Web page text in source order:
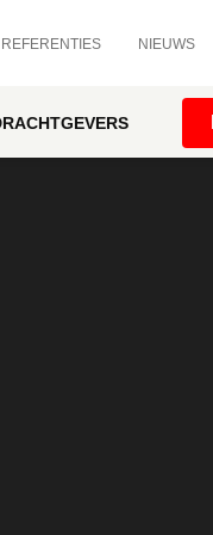
REFERENTIES NIEUWS